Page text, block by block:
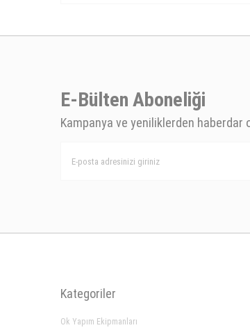
E-Bülten Aboneliği
Kampanya ve yeniliklerden
Kategoriler
Ok Yapım Ekipmanları